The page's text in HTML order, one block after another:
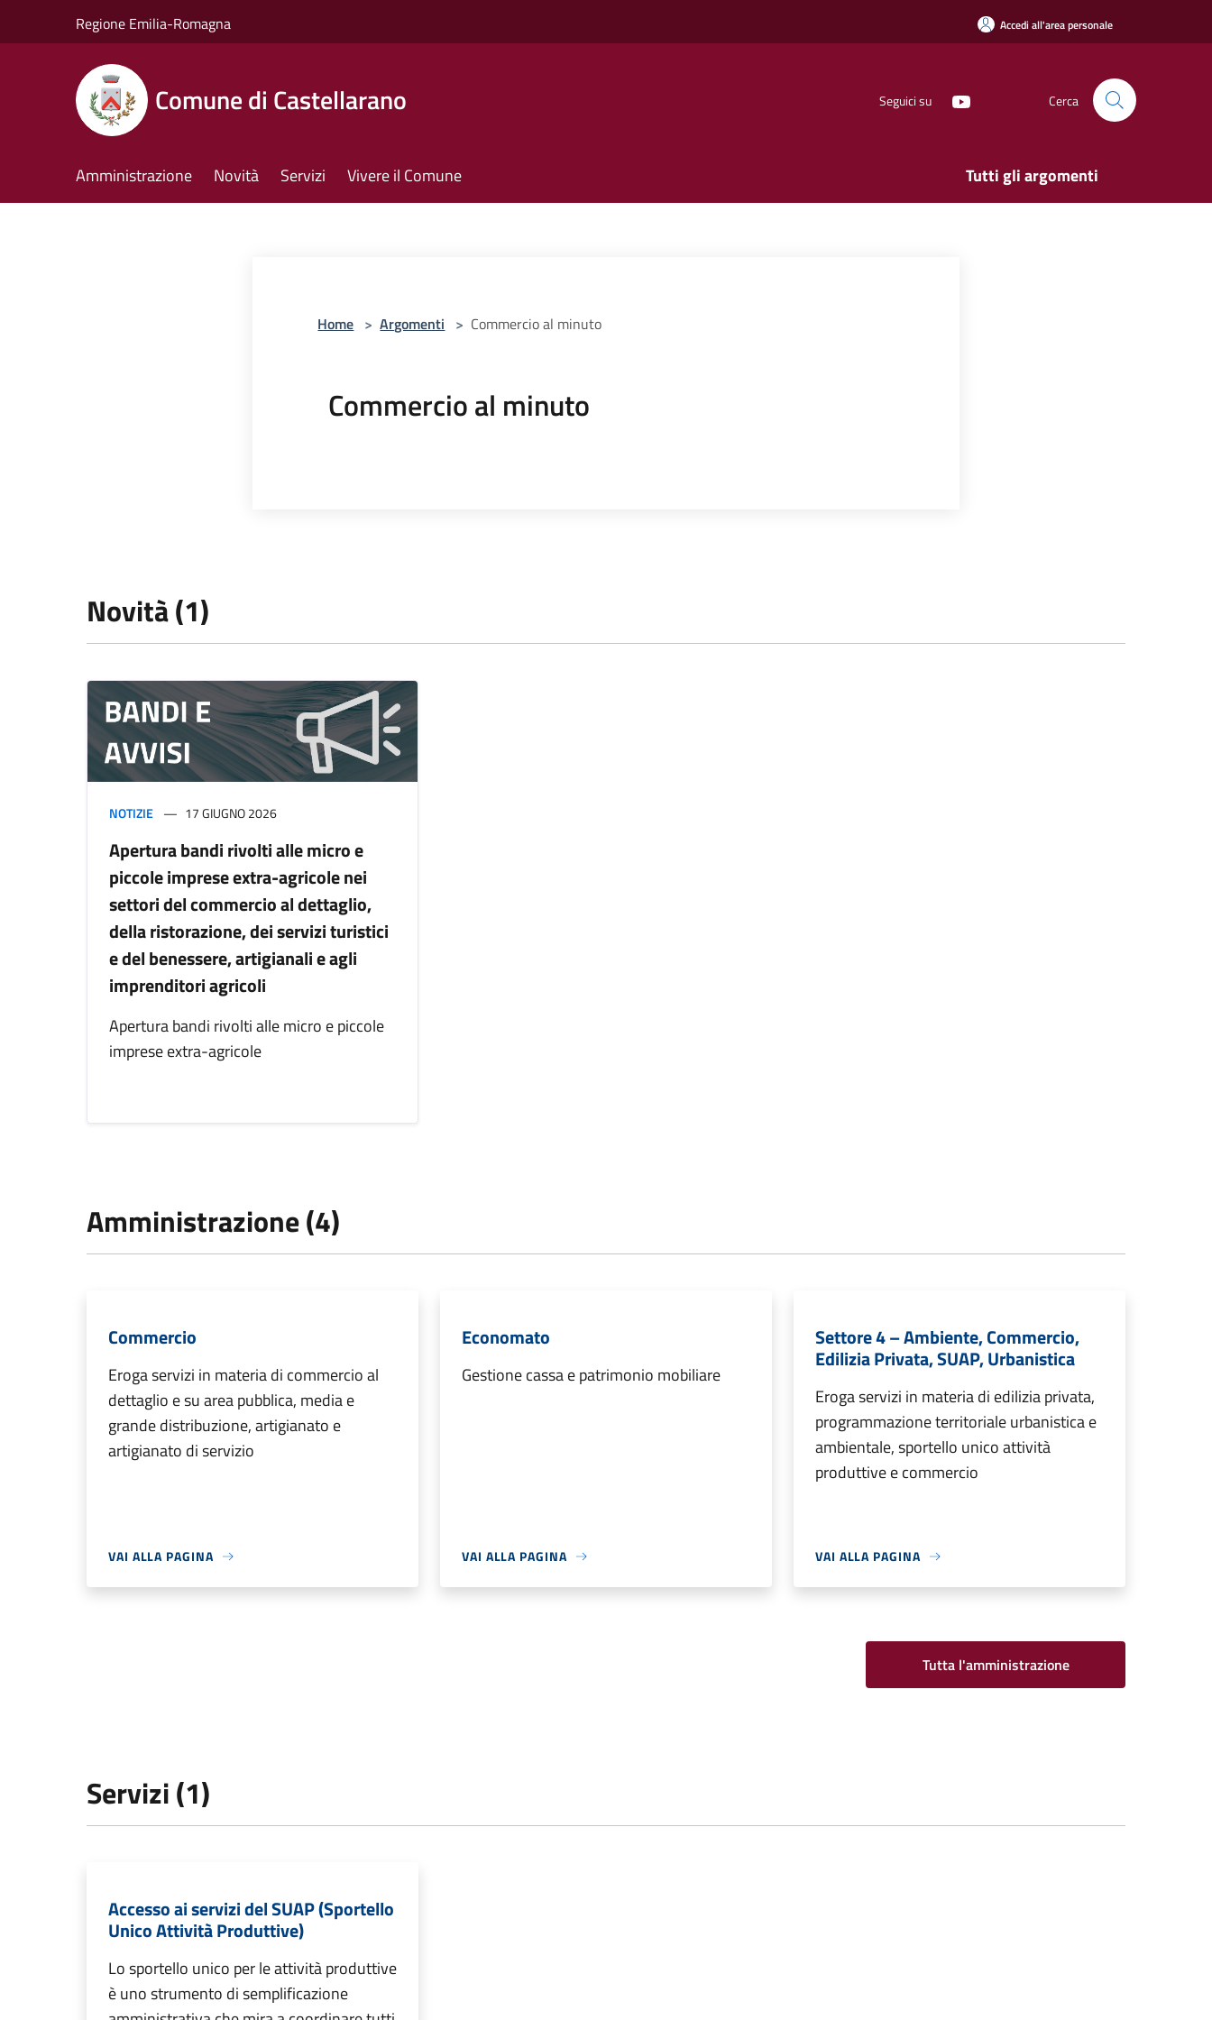
Regione Emilia-Romagna Accedi all'area personale
Comune di Castellarano Seguici su Cerca
Amministrazione Novità Servizi Vivere il Comune Tutti gli argomenti
Home > Argomenti > Commercio al minuto
Commercio al minuto
Novità (1)
NOTIZIE 17 GIUGNO 2026
Apertura bandi rivolti alle micro e
piccole imprese extra-agricole nei
settori del commercio al dettaglio,
della ristorazione, dei servizi turistici
e del benessere, artigianali e agli
imprenditori agricoli
Apertura bandi rivolti alle micro e piccole
imprese extra-agricole
Amministrazione (4)
Commercio
Eroga servizi in materia di commercio al
dettaglio e su area pubblica, media e
grande distribuzione, artigianato e
artigianato di servizio
VAI ALLA PAGINA
Economato
Gestione cassa e patrimonio mobiliare
VAI ALLA PAGINA
Settore 4 – Ambiente, Commercio,
Edilizia Privata, SUAP, Urbanistica
Eroga servizi in materia di edilizia privata,
programmazione territoriale urbanistica e
ambientale, sportello unico attività
produttive e commercio
VAI ALLA PAGINA
Tutta l'amministrazione
Servizi (1)
Accesso ai servizi del SUAP (Sportello
Unico Attività Produttive)
Lo sportello unico per le attività produttive
è uno strumento di semplificazione